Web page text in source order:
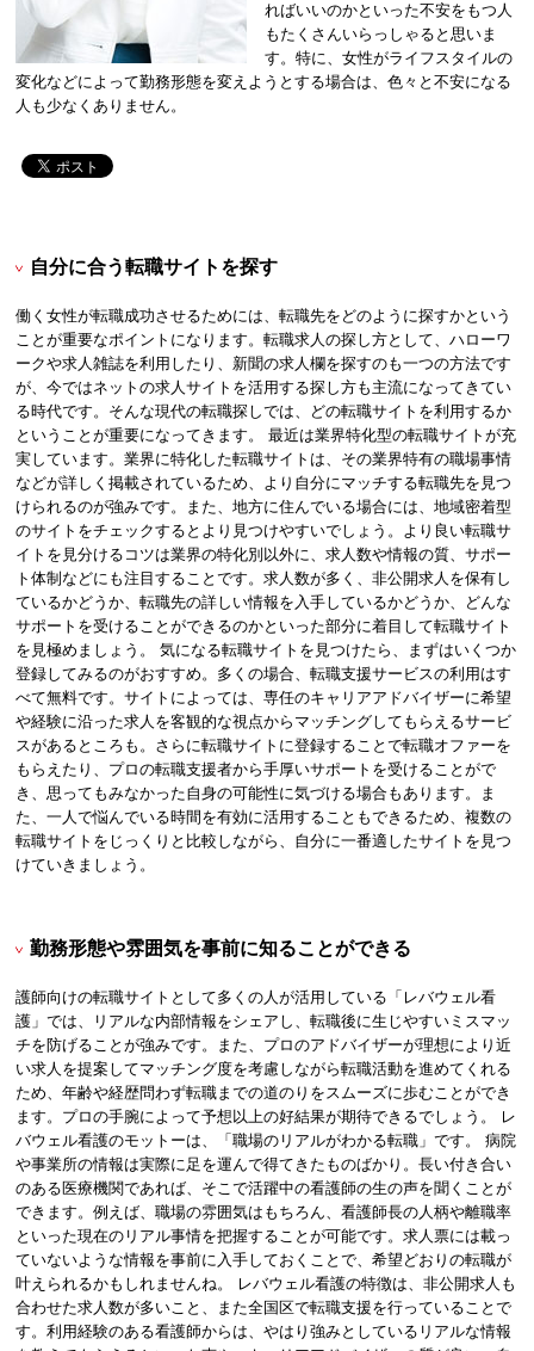
ればいいのかといった不安をもつ人
もたくさんいらっしゃると思いま
す。特に、女性がライフスタイルの
変化などによって勤務形態を変えようとする場合は、色々と不安になる
人も少なくありません。
自分に合う転職サイトを探す
働く女性が転職成功させるためには、転職先をどのように探すかという
ことが重要なポイントになります。転職求人の探し方として、ハローワ
ークや求人雑誌を利用したり、新聞の求人欄を探すのも一つの方法です
が、今ではネットの求人サイトを活用する探し方も主流になってきてい
る時代です。そんな現代の転職探しでは、どの転職サイトを利用するか
ということが重要になってきます。 最近は業界特化型の転職サイトが充
実しています。業界に特化した転職サイトは、その業界特有の職場事情
などが詳しく掲載されているため、より自分にマッチする転職先を見つ
けられるのが強みです。また、地方に住んでいる場合には、地域密着型
のサイトをチェックするとより見つけやすいでしょう。より良い転職サ
イトを見分けるコツは業界の特化別以外に、求人数や情報の質、サポー
ト体制などにも注目することです。求人数が多く、非公開求人を保有し
ているかどうか、転職先の詳しい情報を入手しているかどうか、どんな
サポートを受けることができるのかといった部分に着目して転職サイト
を見極めましょう。 気になる転職サイトを見つけたら、まずはいくつか
登録してみるのがおすすめ。多くの場合、転職支援サービスの利用はす
べて無料です。サイトによっては、専任のキャリアアドバイザーに希望
や経験に沿った求人を客観的な視点からマッチングしてもらえるサービ
スがあるところも。さらに転職サイトに登録することで転職オファーを
もらえたり、プロの転職支援者から手厚いサポートを受けることがで
き、思ってもみなかった自身の可能性に気づける場合もあります。ま
た、一人で悩んでいる時間を有効に活用することもできるため、複数の
転職サイトをじっくりと比較しながら、自分に一番適したサイトを見つ
けていきましょう。
勤務形態や雰囲気を事前に知ることができる
護師向けの転職サイトとして多くの人が活用している「レバウェル看
護」では、リアルな内部情報をシェアし、転職後に生じやすいミスマッ
チを防げることが強みです。また、プロのアドバイザーが理想により近
い求人を提案してマッチング度を考慮しながら転職活動を進めてくれる
ため、年齢や経歴問わず転職までの道のりをスムーズに歩むことができ
ます。プロの手腕によって予想以上の好結果が期待できるでしょう。 レ
バウェル看護のモットーは、「職場のリアルがわかる転職」です。 病院
や事業所の情報は実際に足を運んで得てきたものばかり。長い付き合い
のある医療機関であれば、そこで活躍中の看護師の生の声を聞くことが
できます。例えば、職場の雰囲気はもちろん、看護師長の人柄や離職率
といった現在のリアル事情を把握することが可能です。求人票には載っ
ていないような情報を事前に入手しておくことで、希望どおりの転職が
叶えられるかもしれませんね。 レバウェル看護の特徴は、非公開求人も
合わせた求人数が多いこと、また全国区で転職支援を行っていることで
す。利用経験のある看護師からは、やはり強みとしているリアルな情報